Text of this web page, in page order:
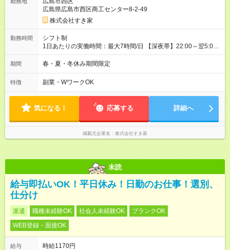
同時給）
広島県広島市西区商工センター8-2-49
株式会社すき家
勤務時間
シフト制
1日あたりの実働時間：最大7時間/日 【深夜帯】22:00～翌5:00
週2日～・1日2h～OK◎ ※22:00から翌5:00までは18歳以上の方
のみ勤務可能です（18歳未満の深夜業務禁止のため） ★深夜で
す。 必ず、2名以上での勤務を行いますので、安心して働けま
す。
期間 春・夏・冬休み期間限定
特徴 副業・WワークOK
気になる！ 応募する 詳細へ
掲載元企業名 株式会社すき家
未読
給与即払いOK！平日休み！日勤のお仕事！選別、
仕分け
派遣 職種未経験OK 社会人未経験OK
ブランクOK
WEB登録・面接OK
給与
時給1170円